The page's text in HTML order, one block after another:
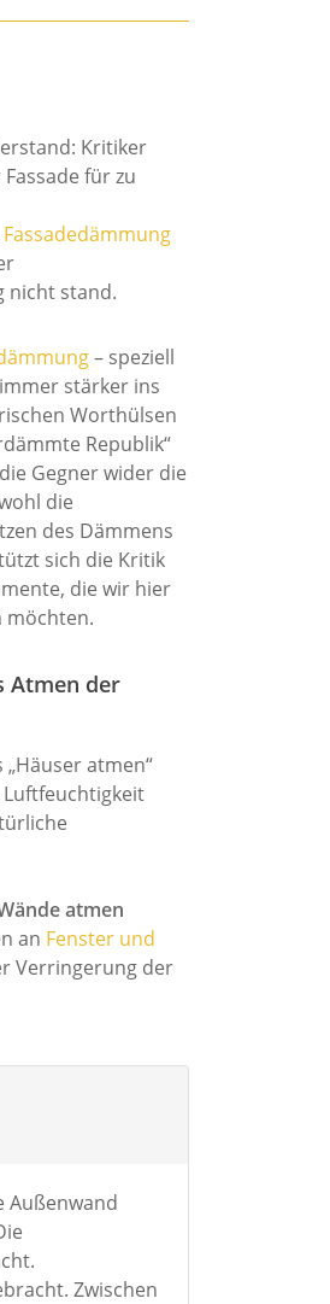
Kritiker
für zu
Fassadedämmung
nicht stand.
– speziell
stärker ins
Worthülsen
Republik“
Gegner wider die
die
des Dämmens
sich die Kritik
die wir hier
möchten.
Atmen der
atmen“
atmen
an Fenster und
Verringerung der
Außenwand
Zwischen